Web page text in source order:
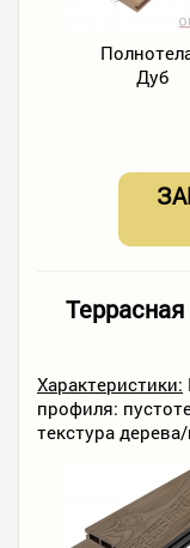
Дуб
Характеристики:
профиля:
текстура